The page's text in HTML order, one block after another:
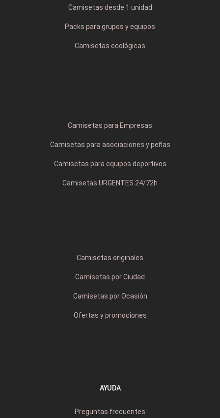
Camisetas desde 1 unidad
Packs para grupos y equipos
Camisetas ecológicas
Camisetas para Empresas
Camisetas para asociaciones y peñas
Camisetas para equipos deportivos
Camisetas URGENTES 24/72h
Camisetas originales
Camisetas por Ciudad
Camisetas por Ocasión
Ofertas y promociones
AYUDA
Preguntas frecuentes